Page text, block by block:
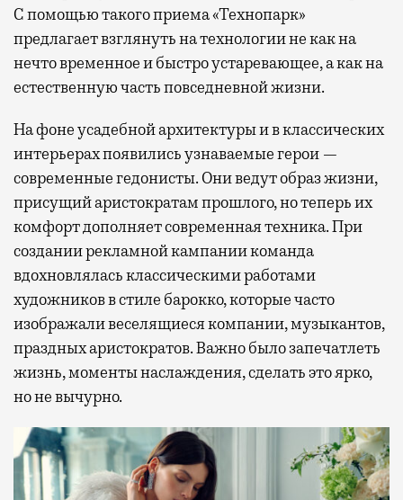
С помощью такого приема «Технопарк»
предлагает взглянуть на технологии не как на
нечто временное и быстро устаревающее, а как на
естественную часть повседневной жизни.
На фоне усадебной архитектуры и в классических
интерьерах появились узнаваемые герои —
современные гедонисты. Они ведут образ жизни,
присущий аристократам прошлого, но теперь их
комфорт дополняет современная техника. При
создании рекламной кампании команда
вдохновлялась классическими работами
художников в стиле барокко, которые часто
изображали веселящиеся компании, музыкантов,
праздных аристократов. Важно было запечатлеть
жизнь, моменты наслаждения, сделать это ярко,
но не вычурно.